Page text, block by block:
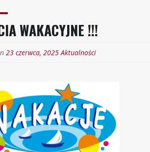
WAKACYJNE !!!
23 czerwca, 2025 Aktualności